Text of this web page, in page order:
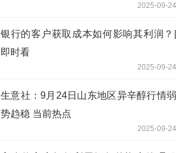
2025-09-24
银行的客户获取成本如何影响其利润？|
即时看
2025-09-24
生意社：9月24日山东地区异辛醇行情弱
势趋稳 当前热点
2025-09-24